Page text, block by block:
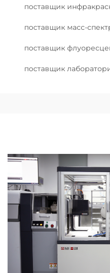
поставщик
поставщик масс-
поставщик
поставщик